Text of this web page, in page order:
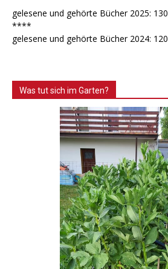
gelesene und gehörte Bücher 2025: 130
****
gelesene und gehörte Bücher 2024: 120
Was tut sich im Garten?